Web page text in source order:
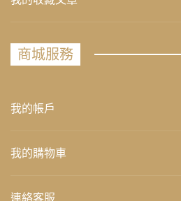
商城服務
我的帳戶
我的購物車
連絡客服